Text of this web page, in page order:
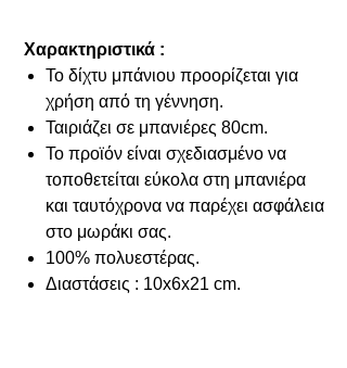
Χαρακτηριστικά :
Το δίχτυ μπάνιου προορίζεται για
χρήση από τη γέννηση.
Ταιριάζει σε μπανιέρες 80cm.
Το προϊόν είναι σχεδιασμένο να
τοποθετείται εύκολα στη μπανιέρα
και ταυτόχρονα να παρέχει ασφάλεια
στο μωράκι σας.
100% πολυεστέρας.
Διαστάσεις : 10x6x21 cm.